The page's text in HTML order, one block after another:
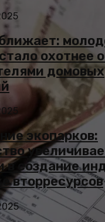
охотнее
домовых
экопарков:
в создание
вторресурсов